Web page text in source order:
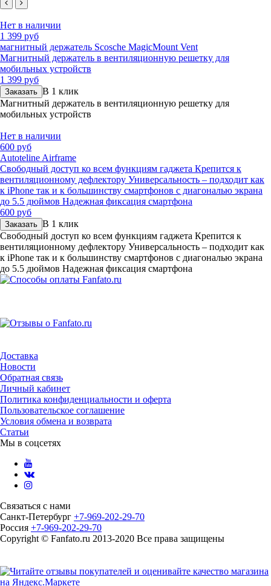
Нет в наличии
1 399 руб
магнитный держатель Scosche MagicMount Vent
Магнитный держатель в вентиляционную решетку для
мобильных устройств
1 399 руб
Заказать В 1 клик
Магнитный держатель в вентиляционную решетку для
мобильных устройств
Нет в наличии
600 руб
Autoteline Airframe
Свободный доступ ко всем функциям гаджета Крепится к
вентиляционному дефлектору Универсальность – подходит как
к iPhone так и к большинству смартфонов с диагональю экрана
до 5.5 дюймов Надежная фиксация смартфона
600 руб
Заказать В 1 клик
Свободный доступ ко всем функциям гаджета Крепится к
вентиляционному дефлектору Универсальность – подходит как
к iPhone так и к большинству смартфонов с диагональю экрана
до 5.5 дюймов Надежная фиксация смартфона
Доставка
Новости
Обратная связь
Личный кабинет
Политика конфиденциальности и оферта
Пользовательское соглашение
Условия обмена и возврата
Статьи
Мы в соцсетях
Связаться с нами
Санкт-Петербург +7-969-202-29-70
Россия +7-969-202-29-70
Copyright © Fanfato.ru 2013-2020 Все права защищены